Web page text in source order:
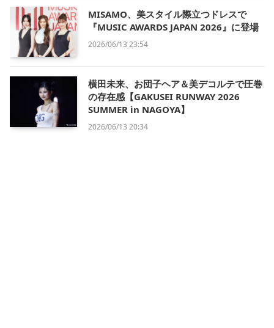
MISAMO、美スタイル際立つドレスで
『MUSIC AWARDS JAPAN 2026』に登場
2026/06/13 23:54
横田未来、お団子ヘア＆美デコルテで圧巻
の存在感【GAKUSEI RUNWAY 2026
SUMMER in NAGOYA】
2026/06/13 20:34